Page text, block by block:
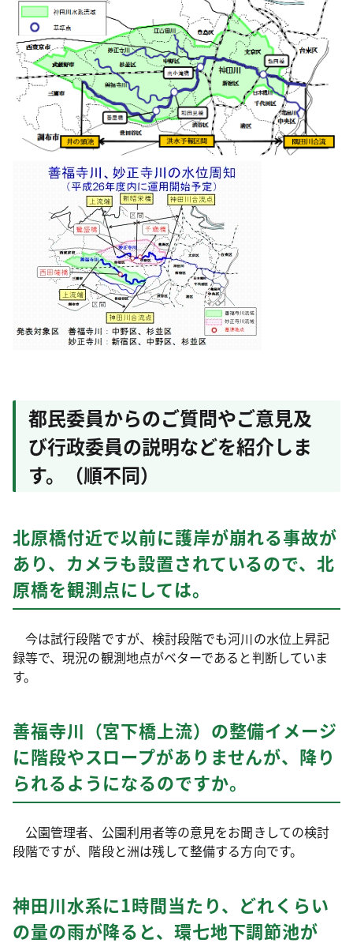
都民委員からのご質問やご意見及
び行政委員の説明などを紹介しま
す。（順不同）
北原橋付近で以前に護岸が崩れる事故が
あり、カメラも設置されているので、北
原橋を観測点にしては。
今は試行段階ですが、検討段階でも河川の水位上昇記
録等で、現況の観測地点がベターであると判断していま
す。
善福寺川（宮下橋上流）の整備イメージ
に階段やスロープがありませんが、降り
られるようになるのですか。
公園管理者、公園利用者等の意見をお聞きしての検討
段階ですが、階段と洲は残して整備する方向です。
神田川水系に1時間当たり、どれくらい
の量の雨が降ると、環七地下調節池が